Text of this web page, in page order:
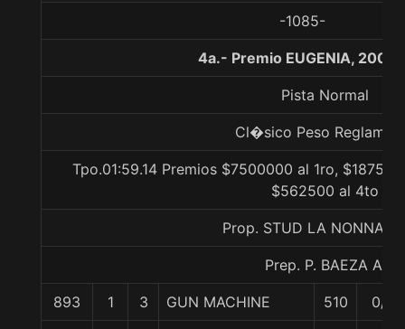
-1085-
4a.- Premio EUGENIA, 2000
Pista Normal
Cl�sico Peso
Tpo.01:59.14 Premios $7500000 al 1ro,
$562500 al 4to
Prop. STUD LA NONNA
Prep. P. BAEZA A.
893 1 3 GUN MACHINE 510 0/0